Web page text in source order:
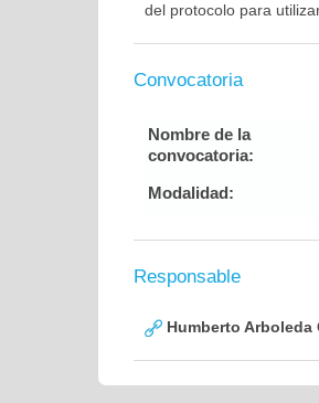
del protocolo para
Convocatoria
Nombre de la
convocatoria:
Modalidad:
Responsable
Humberto Arboleda